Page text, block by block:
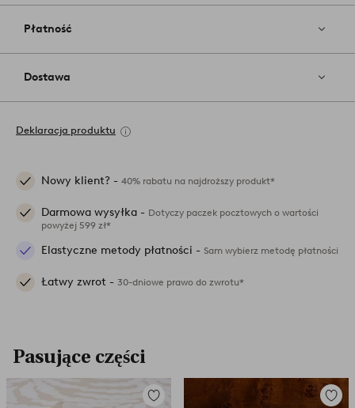
Płatność
Dostawa
Deklaracja produktu
Nowy klient? - 40% rabatu na najdroższy produkt*
Darmowa wysyłka - Dotyczy paczek pocztowych o wartości
powyżej 599 zł*
Elastyczne metody płatności - Sam wybierz metodę płatności
Łatwy zwrot - 30-dniowe prawo do zwrotu*
Pasujące części
Dodaj
Dodaj